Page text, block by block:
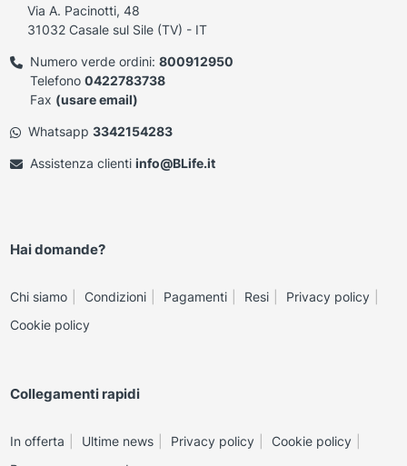
Via A. Pacinotti, 48
31032 Casale sul Sile (TV) - IT
Numero verde ordini: 800912950
Telefono 0422783738
Fax (usare email)
Whatsapp 3342154283
Assistenza clienti info@BLife.it
Hai domande?
Chi siamo Condizioni Pagamenti Resi
Privacy policy
Cookie policy
Collegamenti rapidi
In offerta Ultime news Privacy policy
Cookie policy